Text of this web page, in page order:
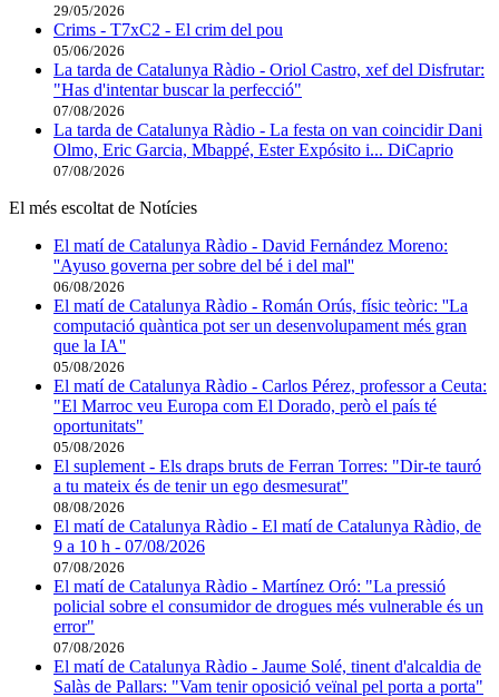
29/05/2026
Crims - T7xC2 - El crim del pou
05/06/2026
La tarda de Catalunya Ràdio - Oriol Castro, xef del Disfrutar:
"Has d'intentar buscar la perfecció"
07/08/2026
La tarda de Catalunya Ràdio - La festa on van coincidir Dani
Olmo, Eric Garcia, Mbappé, Ester Expósito i... DiCaprio
07/08/2026
El més escoltat de Notícies
El matí de Catalunya Ràdio - David Fernández Moreno:
''Ayuso governa per sobre del bé i del mal''
06/08/2026
El matí de Catalunya Ràdio - Román Orús, físic teòric: ''La
computació quàntica pot ser un desenvolupament més gran
que la IA''
05/08/2026
El matí de Catalunya Ràdio - Carlos Pérez, professor a Ceuta:
"El Marroc veu Europa com El Dorado, però el país té
oportunitats"
05/08/2026
El suplement - Els draps bruts de Ferran Torres: "Dir-te tauró
a tu mateix és de tenir un ego desmesurat"
08/08/2026
El matí de Catalunya Ràdio - El matí de Catalunya Ràdio, de
9 a 10 h - 07/08/2026
07/08/2026
El matí de Catalunya Ràdio - Martínez Oró: "La pressió
policial sobre el consumidor de drogues més vulnerable és un
error"
07/08/2026
El matí de Catalunya Ràdio - Jaume Solé, tinent d'alcaldia de
Salàs de Pallars: "Vam tenir oposició veïnal pel porta a porta"